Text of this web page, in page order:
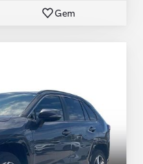
Gem